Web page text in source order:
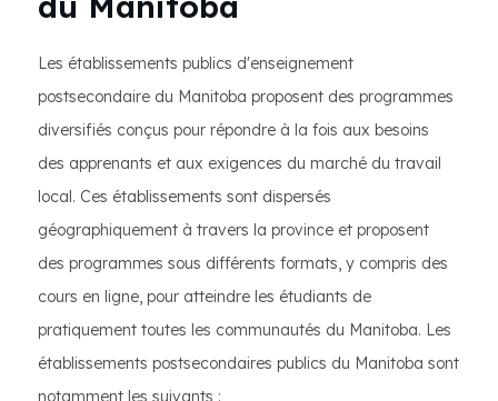
Les établissements publics d'enseignement
postsecondaire du Manitoba proposent des programmes
diversifiés conçus pour répondre à la fois aux besoins
des apprenants et aux exigences du marché du travail
local. Ces établissements sont dispersés
géographiquement à travers la province et proposent
des programmes sous différents formats, y compris des
cours en ligne, pour atteindre les étudiants de
pratiquement toutes les communautés du Manitoba. Les
établissements postsecondaires publics du Manitoba sont
notamment les suivants :